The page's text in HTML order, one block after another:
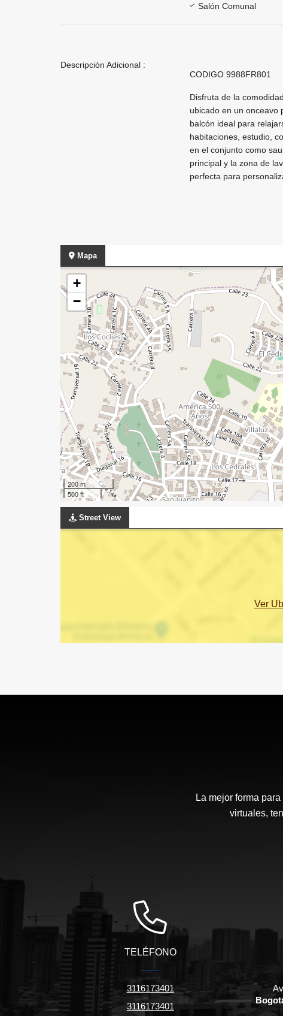
Salón Comunal
Descripción Adicional :
CODIGO 9988FR801
Disfruta de la
ubicado en un onceavo
balcón ideal para
habitaciones, estudio,
en el conjunto como
principal y la zona de
perfecta para
Mapa
+
−
200 m
500 ft
Street View
Ver
La mejor forma
virtuales,
TELÉFONO
3116173401
3116173401